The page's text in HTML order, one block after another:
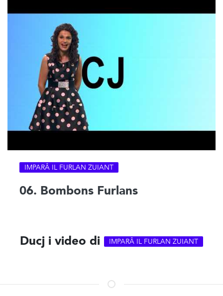
IMPARÂ IL FURLAN ZUIANT
06. Bombons Furlans
Ducj i video di IMPARÂ IL FURLAN ZUIANT